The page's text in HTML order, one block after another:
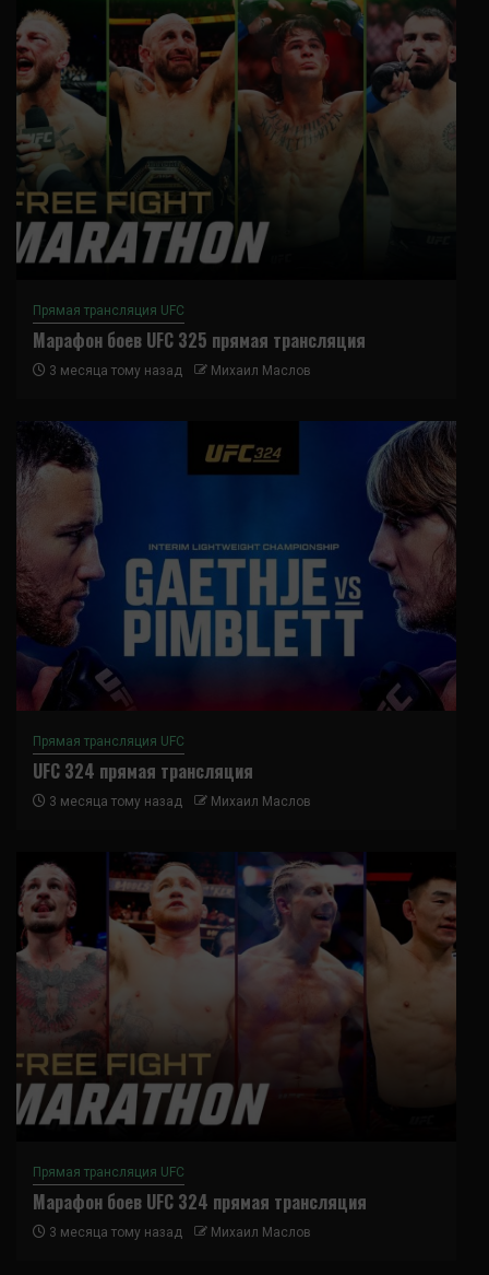
Прямая трансляция UFC
Марафон боев UFC 325 прямая трансляция
3 месяца тому назад Михаил Маслов
Прямая трансляция UFC
UFC 324 прямая трансляция
3 месяца тому назад Михаил Маслов
Прямая трансляция UFC
Марафон боев UFC 324 прямая трансляция
3 месяца тому назад Михаил Маслов